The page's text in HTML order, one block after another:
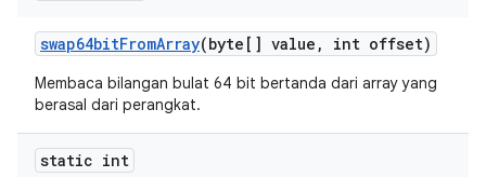
swap64bitFromArray(byte[] value , int offset)
Membaca bilangan bulat 64 bit bertanda dari array yang
berasal dari perangkat.
static int